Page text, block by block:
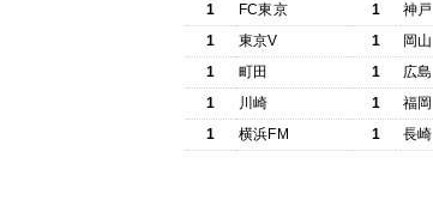
1
FC東京 1
神戸
1
東京V 1
岡山
1
町田 1
広島
1
川崎 1
福岡
1
横浜FM 1 長崎